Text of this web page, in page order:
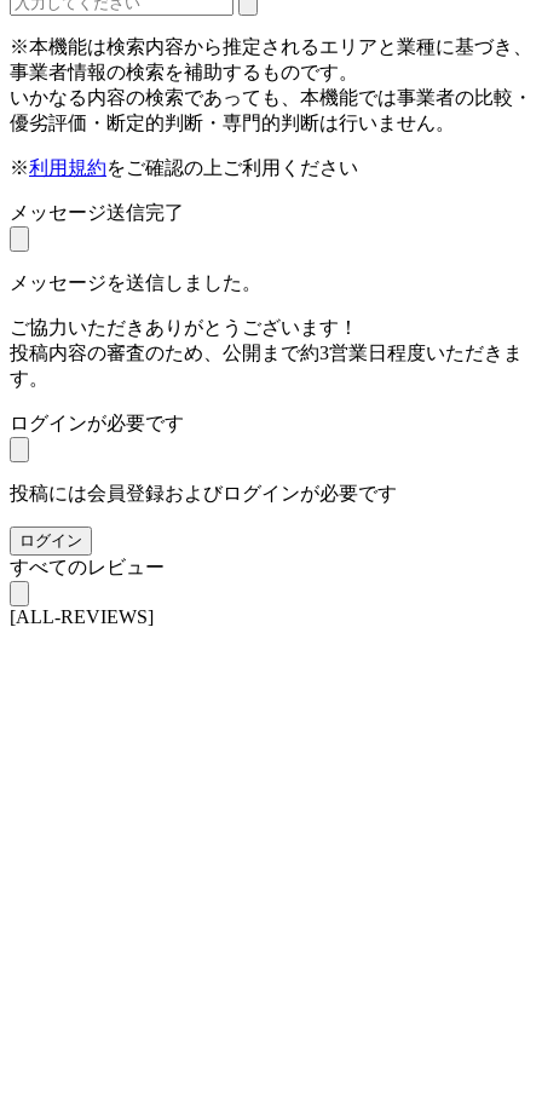
※本機能は検索内容から推定されるエリアと業種に基づき、
事業者情報の検索を補助するものです。
いかなる内容の検索であっても、本機能では事業者の比較・
優劣評価・断定的判断・専門的判断は行いません。
※利用規約をご確認の上ご利用ください
メッセージ送信完了
メッセージを送信しました。
ご協力いただきありがとうございます！
投稿内容の審査のため、公開まで約3営業日程度いただきま
す。
ログインが必要です
投稿には会員登録およびログインが必要です
ログイン
すべてのレビュー
[ALL-REVIEWS]